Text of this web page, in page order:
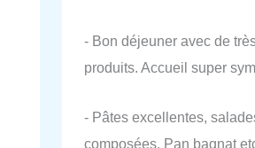
- Bon déjeuner avec de
produits. Accueil super
- Pâtes excellentes,
composées. Pan bagnat